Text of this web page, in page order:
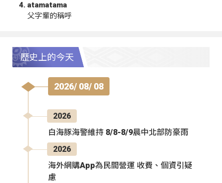
atamatama
父字輩的稱呼
歷史上的今天
2026/ 08/ 08
2026
白海豚海警維持 8/8-8/9晨中北部防豪雨
2026
海外網購App為民間營運 收費、個資引疑
慮